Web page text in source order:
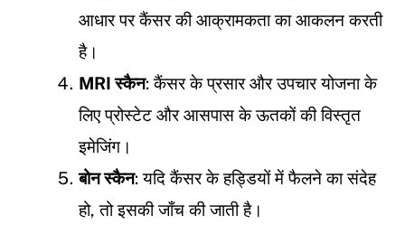
आधार पर कैंसर की आक्रामकता का आकलन करती
है।
MRI स्कैन: कैंसर के प्रसार और उपचार योजना के
लिए प्रोस्टेट और आसपास के ऊतकों की विस्तृत
इमेजिंग।
बोन स्कैन: यदि कैंसर के हड्डियों में फैलने का संदेह
हो, तो इसकी जाँच की जाती है।